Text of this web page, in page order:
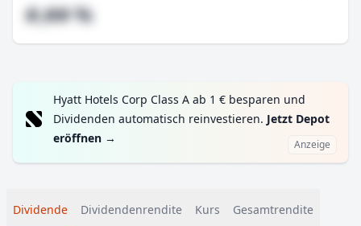
#,## %
Hyatt Hotels Corp Class A ab 1 € besparen und
Dividenden automatisch reinvestieren. Jetzt Depot
eröffnen → Anzeige
Dividende Dividendenrendite Kurs Gesamtrendite